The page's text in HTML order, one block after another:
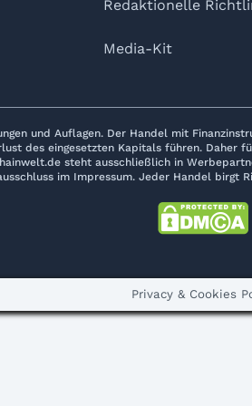
Redaktionelle
Media-Kit
und Auflagen. Der Handel mit
des eingesetzten Kapitals führen. Daher
steht ausschließlich in
im Impressum. Jeder Handel birgt
Privacy & Cookies